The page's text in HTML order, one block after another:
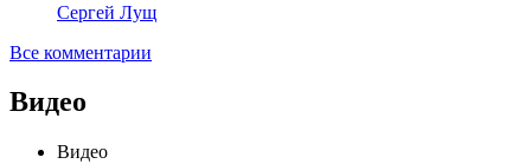
Сергей Лущ
Все комментарии
Видео
Видео